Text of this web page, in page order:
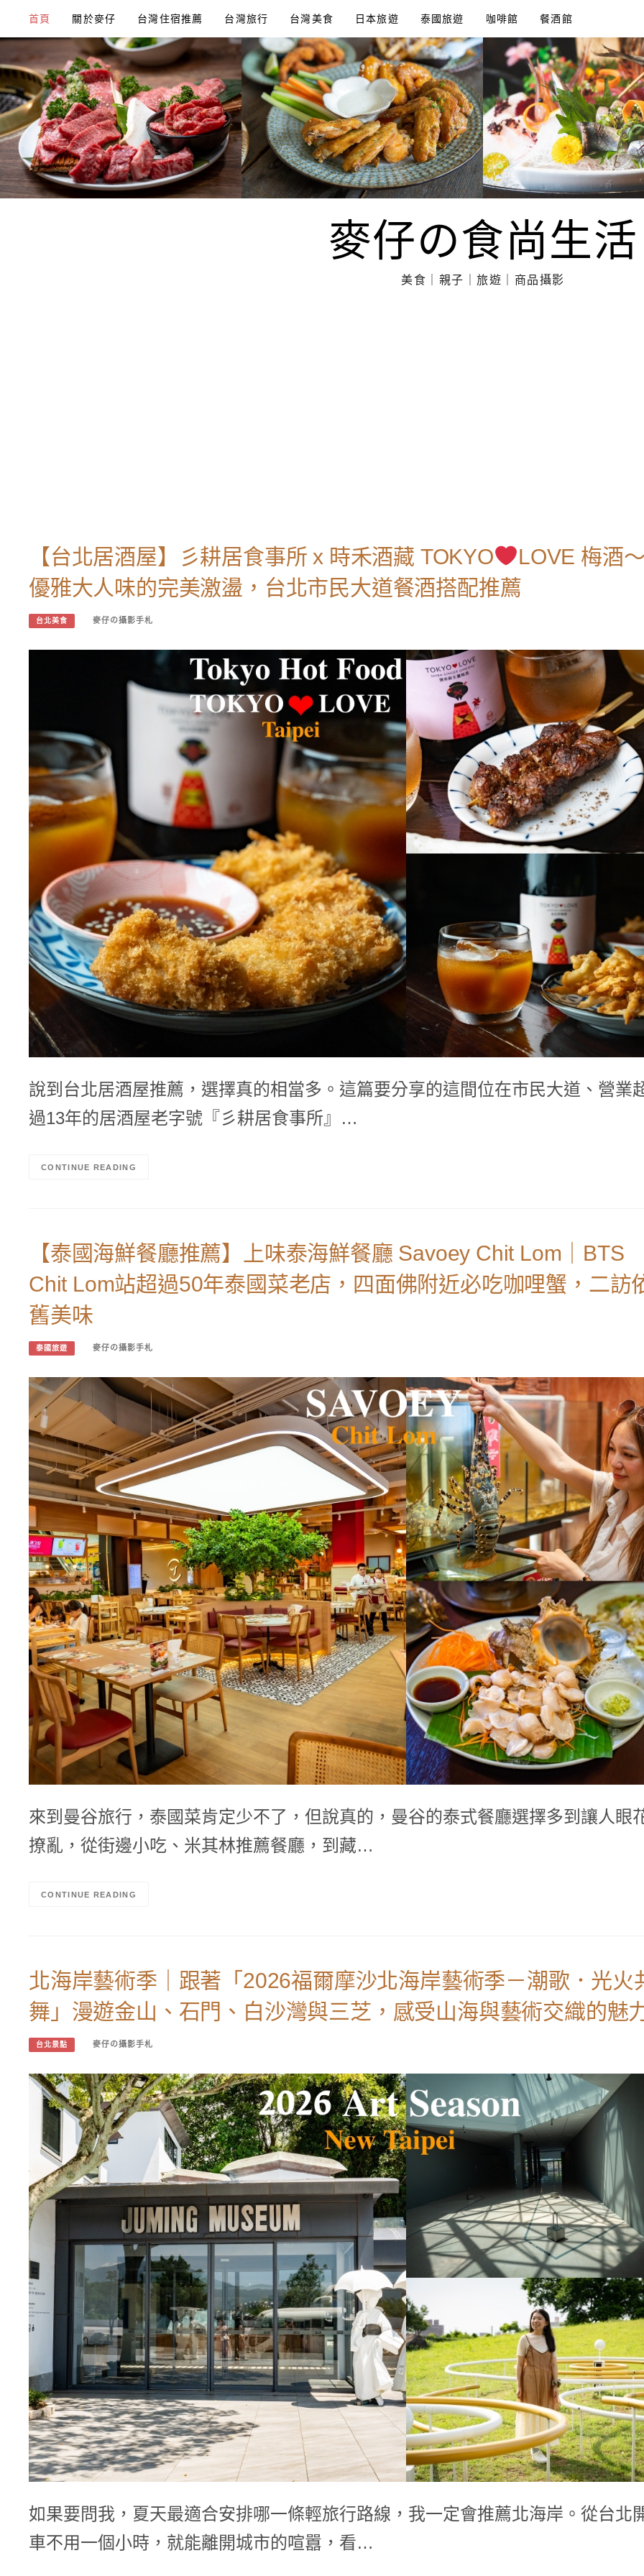
content
首頁 關於麥仔 台灣住宿推薦 台灣旅行 台灣美食 日本旅遊 泰國旅遊 咖啡館 餐酒館
麥仔の食尚生活
美食｜親子｜旅遊｜商品攝影
【台北居酒屋】彡耕居食事所 x 時禾酒藏 TOKYO
LOVE 梅酒
優雅大人味的完美激盪，台北市民大道餐酒搭配推薦
台北美食 麥仔の攝影手札
說到台北居酒屋推薦，選擇真的相當多。這篇要分享的這間位在市民大道、營業
過13年的居酒屋老字號『彡耕居食事所』…
CONTINUE READING
【泰國海鮮餐廳推薦】上味泰海鮮餐廳 Savoey Chit Lom｜BTS
Chit Lom站超過50年泰國菜老店，四面佛附近必吃咖哩蟹，二訪
舊美味
泰國旅遊 麥仔の攝影手札
來到曼谷旅行，泰國菜肯定少不了，但說真的，曼谷的泰式餐廳選擇多到讓人眼
撩亂，從街邊小吃、米其林推薦餐廳，到藏…
CONTINUE READING
北海岸藝術季｜跟著「2026福爾摩沙北海岸藝術季－潮歌．光火
舞」漫遊金山、石門、白沙灣與三芝，感受山海與藝術交織的魅
台北景點 麥仔の攝影手札
如果要問我，夏天最適合安排哪一條輕旅行路線，我一定會推薦北海岸。從台北
車不用一個小時，就能離開城市的喧囂，看…